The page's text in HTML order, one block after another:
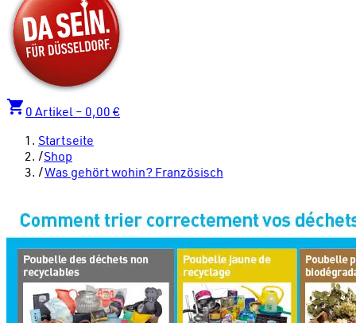
0 Artikel – 0,00 €
Startseite
/Shop
/Was gehört wohin? Französisch